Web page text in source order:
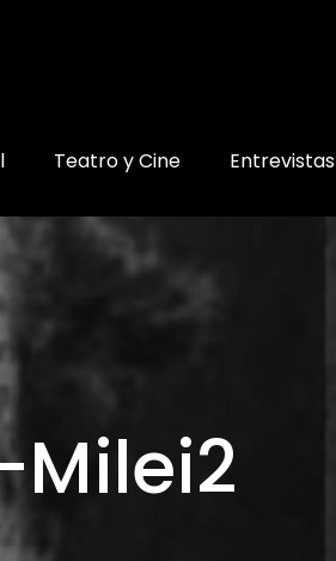
Teatro y Cine Entrevistas